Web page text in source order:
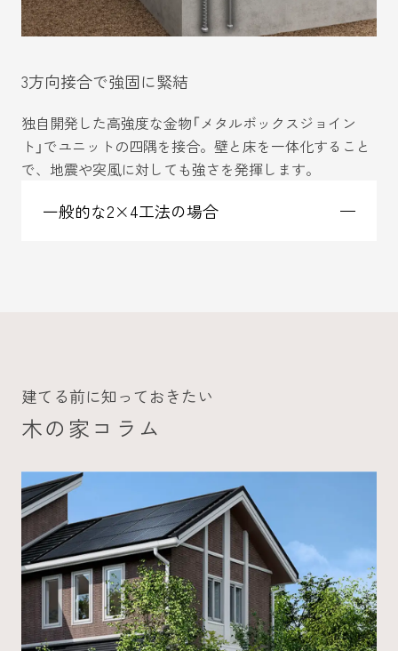
3方向接合で強固に緊結
独自開発した高強度な金物「メタルボックスジョイン
ト」でユニットの四隅を接合。壁と床を一体化すること
で、地震や突風に対しても強さを発揮します。
一般的な2×4工法の場合
建てる前に知っておきたい
木の家コラム